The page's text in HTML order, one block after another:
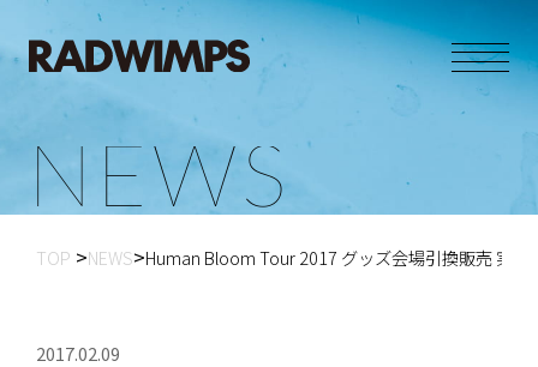
N E WS
TOP NEWS Human Bloom Tour 2017 グッズ会場引換販売 実施
2017.02.09